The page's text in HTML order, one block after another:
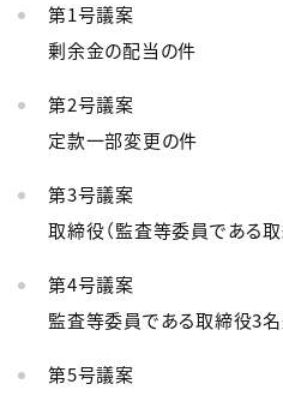
第1号議案
剰余金の配当の件
第2号議案
定款一部変更の件
第3号議案
取締役（監査等委員である
第4号議案
監査等委員である取締役3
第5号議案